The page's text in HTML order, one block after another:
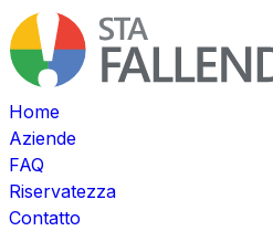
Home
Aziende
FAQ
Riservatezza
Contatto